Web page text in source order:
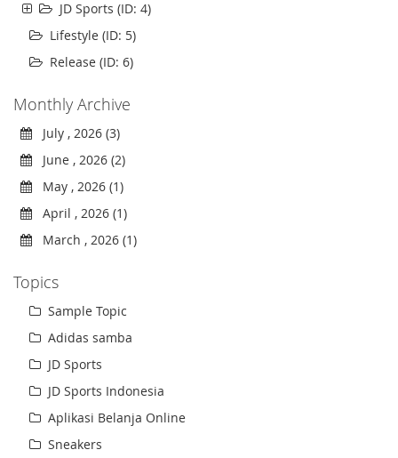
JD Sports (ID: 4)
Lifestyle (ID: 5)
Release (ID: 6)
Monthly Archive
July , 2026 (3)
June , 2026 (2)
May , 2026 (1)
April , 2026 (1)
March , 2026 (1)
Topics
Sample Topic
Adidas samba
JD Sports
JD Sports Indonesia
Aplikasi Belanja Online
Sneakers